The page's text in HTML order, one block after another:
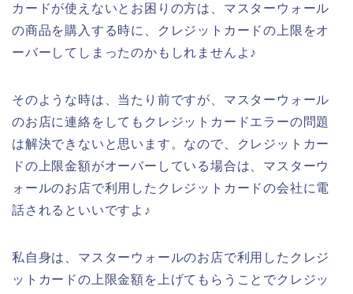
カードが使えないとお困りの方は、マスターウォール
の商品を購入する時に、クレジットカードの上限をオ
ーバーしてしまったのかもしれませんよ♪
そのような時は、当たり前ですが、マスターウォール
のお店に連絡をしてもクレジットカードエラーの問題
は解決できないと思います。なので、クレジットカー
ドの上限金額がオーバーしている場合は、マスターウ
ォールのお店で利用したクレジットカードの会社に電
話されるといいですよ♪
私自身は、マスターウォールのお店で利用したクレジ
ットカードの上限金額を上げてもらうことでクレジッ